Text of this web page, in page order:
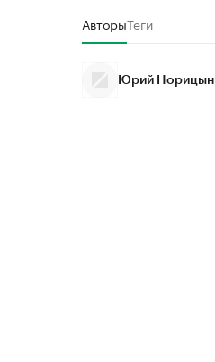
АвторыТеги
Юрий Норицын